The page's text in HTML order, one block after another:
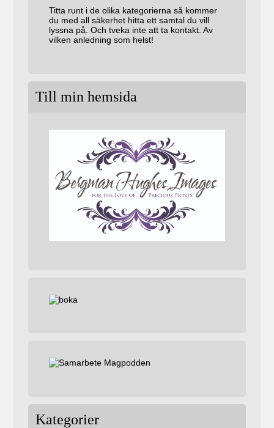
Titta runt i de olika kategorierna så kommer
du med all säkerhet hitta ett samtal du vill
lyssna på. Och tveka inte att ta kontakt. Av
vilken anledning som helst!
Till min hemsida
Kategorier